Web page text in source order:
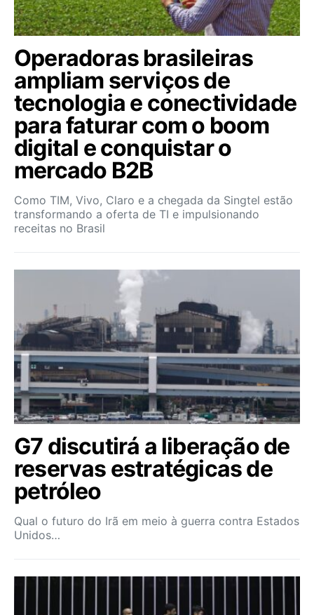
Operadoras brasileiras
ampliam serviços de
tecnologia e conectividade
para faturar com o boom
digital e conquistar o
mercado B2B
Como TIM, Vivo, Claro e a chegada da Singtel estão
transformando a oferta de TI e impulsionando
receitas no Brasil
G7 discutirá a liberação de
reservas estratégicas de
petróleo
Qual o futuro do Irã em meio à guerra contra Estados
Unidos…